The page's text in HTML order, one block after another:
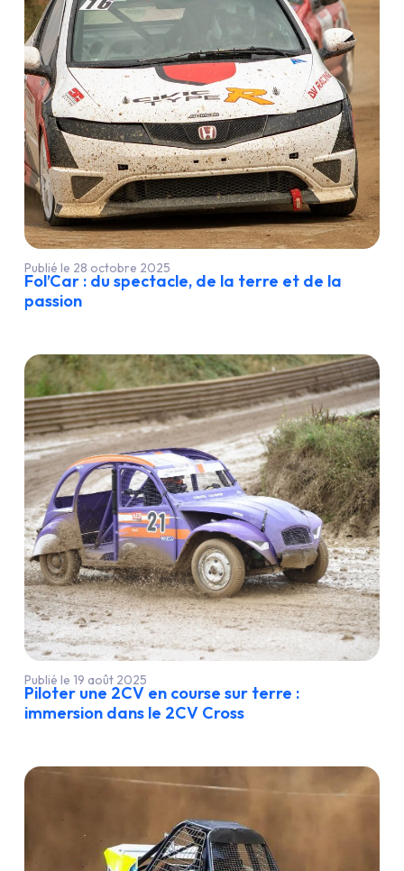
Publié le 28 octobre 2025
Fol’Car : du spectacle, de la terre et de la
passion
Publié le 19 août 2025
Piloter une 2CV en course sur terre :
immersion dans le 2CV Cross